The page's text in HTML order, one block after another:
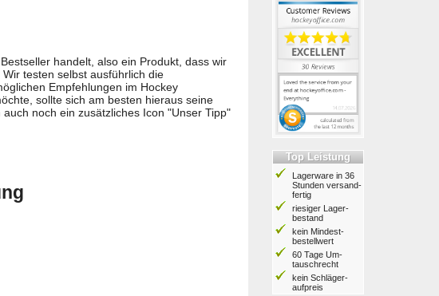
handelt, also ein Produkt, dass wir
testen selbst ausführlich die
Empfehlungen im Hockey
sollte sich am besten hieraus seine
noch ein zusätzliches Icon "Unser Tipp"
Top Leistung
Lagerware in 36
Stunden ver­sand­
fertig
riesiger Lager­
bestand
kein Mindest­
bestell­wert
60 Tage Um­
tausch­recht
kein Schläger­
aufpreis